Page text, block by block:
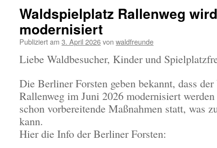
Waldspielplatz Rallenweg
modernisiert
Publiziert am 3. April 2026von waldfreunde
Liebe Waldbesucher, Kinder und
Die Berliner Forsten geben bekannt, dass
Rallenweg im Juni 2026 modernisiert
schon vorbereitende Maßnahmen statt, was
kann.
Hier die Info der Berliner Forsten: